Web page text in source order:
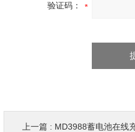
验证码：
上一篇 : MD3988蓄电池在线